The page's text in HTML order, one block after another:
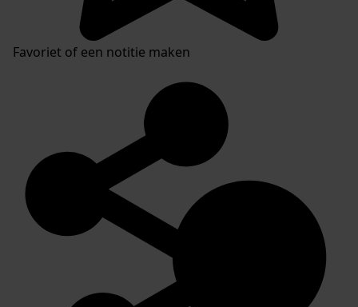
Favoriet of een notitie maken